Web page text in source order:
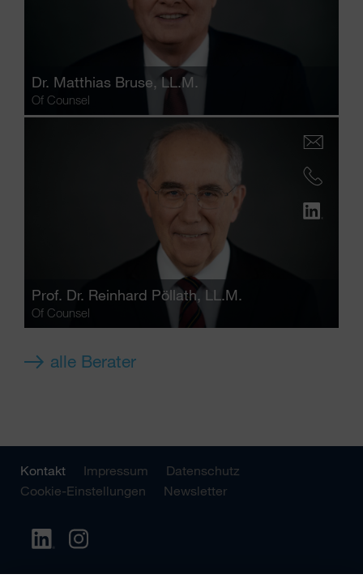
Dr. Matthias Bruse, LL.M.
Of Counsel
Prof. Dr. Reinhard Pöllath, LL.M.
Of Counsel
alle Berater
Kontakt Impressum
Datenschutz
Cookie-Einstellungen
Newsletter